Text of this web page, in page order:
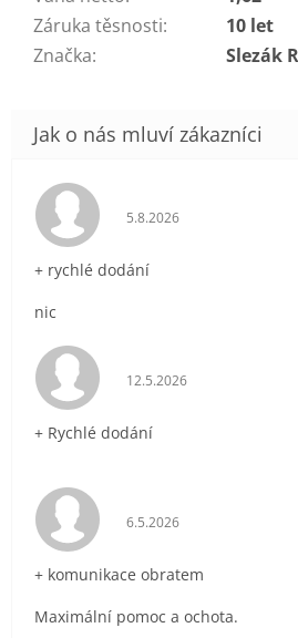
Záruka těsnosti:
10 let
Značka: Slezák
Hodnocení obchodu je
5.8.2026
+ rychlé dodání
nic
Hodnocení obchodu je
12.5.2026
+ Rychlé dodání
Hodnocení obchodu je
6.5.2026
+ komunikace obratem
Maximální pomoc a ochota.